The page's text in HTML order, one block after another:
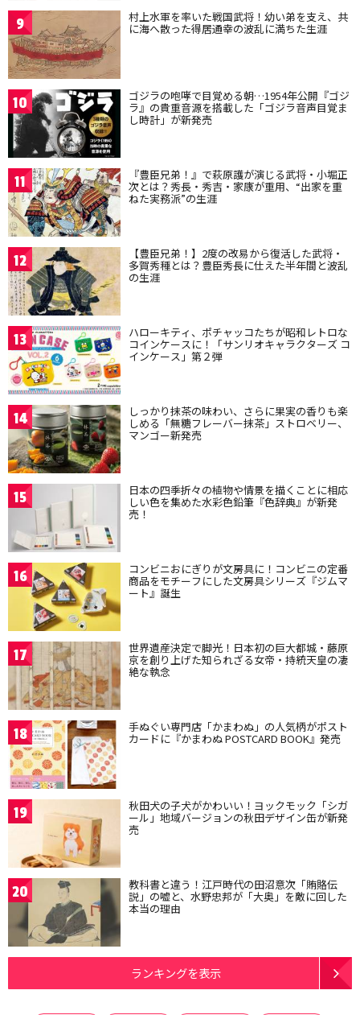
9 村上水軍を率いた戦国武将！幼い弟を支え、共
に海へ散った得居通幸の波乱に満ちた生涯
10 ゴジラの咆哮で目覚める朝…1954年公開『ゴジ
ラ』の貴重音源を搭載した「ゴジラ音声目覚ま
し時計」が新発売
11 『豊臣兄弟！』で萩原護が演じる武将・小堀正
次とは？秀長・秀吉・家康が重用、“出家を重
ねた実務派”の生涯
12 【豊臣兄弟！】2度の改易から復活した武将・
多賀秀種とは？豊臣秀長に仕えた半年間と波乱
の生涯
13 ハローキティ、ポチャッコたちが昭和レトロな
コインケースに！「サンリオキャラクターズ コ
インケース」第２弾
14 しっかり抹茶の味わい、さらに果実の香りも楽
しめる「無糖フレーバー抹茶」ストロベリー、
マンゴー新発売
15 日本の四季折々の植物や情景を描くことに相応
しい色を集めた水彩色鉛筆『色辞典』が新発
売！
16 コンビニおにぎりが文房具に！コンビニの定番
商品をモチーフにした文房具シリーズ『ジムマ
ート』誕生
17 世界遺産決定で脚光！日本初の巨大都城・藤原
京を創り上げた知られざる女帝・持統天皇の凄
絶な執念
18 手ぬぐい専門店「かまわぬ」の人気柄がポスト
カードに『かまわぬ POSTCARD BOOK』発売
19 秋田犬の子犬がかわいい！ヨックモック「シガ
ール」地域バージョンの秋田デザイン缶が新発
売
20 教科書と違う！江戸時代の田沼意次「賄賂伝
説」の嘘と、水野忠邦が「大奥」を敵に回した
本当の理由
ランキングを表示